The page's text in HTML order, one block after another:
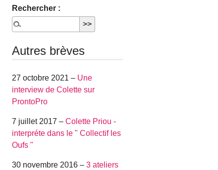
Rechercher :
Autres brèves
27 octobre 2021 – Une
interview de Colette sur
ProntoPro
7 juillet 2017 –Colette Priou -
interpréte dans le " Collectif les
Oufs "
30 novembre 2016 –3 ateliers